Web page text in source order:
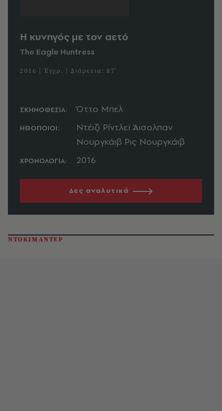
Η κυνηγός με τον αετό
The Eagle Huntress
2016 | Έγχρ. | Διάρκεια: 87'
ΣΚΗΝΟΘΕΣΙΑ: Όττο Μπελ
ΗΘΟΠΟΙΟΙ:
Ντέιζι Ρίντλεϊ Άισολπαν
Νουργκάιβ Ρις Νουργκάιβ
ΧΡΟΝΟΛΟΓΙΑ: 2016
Δες αναλυτικά
ΝΤΟΚΙΜΑΝΤΕΡ